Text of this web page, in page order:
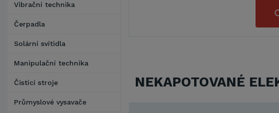
Vibrační technika
Čerpadla
Solární svítidla
Manipulační technika
Čistící stroje
Průmyslové vysavače
NEKAPOTOVANÉ